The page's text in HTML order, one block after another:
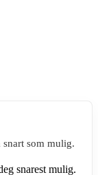
snart som mulig.
snarest mulig.